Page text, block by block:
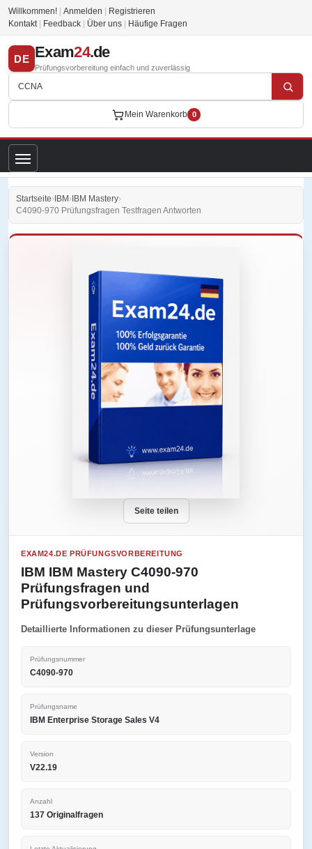
Willkommen! Anmelden
Registrieren
Kontakt
Feedback Über uns Häufige Fragen
DE Exam24.de
Prüfungsvorbereitung einfach und zuverlässig
Mein Warenkorb 0
Startseite› IBM › IBM Mastery›
C4090-970 Prüfungsfragen Testfragen Antworten
Seite teilen
EXAM24.DE PRÜFUNGSVORBEREITUNG
IBM IBM Mastery C4090-970
Prüfungsfragen und
Prüfungsvorbereitungsunterlagen
Detaillierte Informationen zu dieser Prüfungsunterlage
Prüfungsnummer
C4090-970
Prüfungsname
IBM Enterprise Storage Sales V4
Version
V22.19
Anzahl
137 Originalfragen